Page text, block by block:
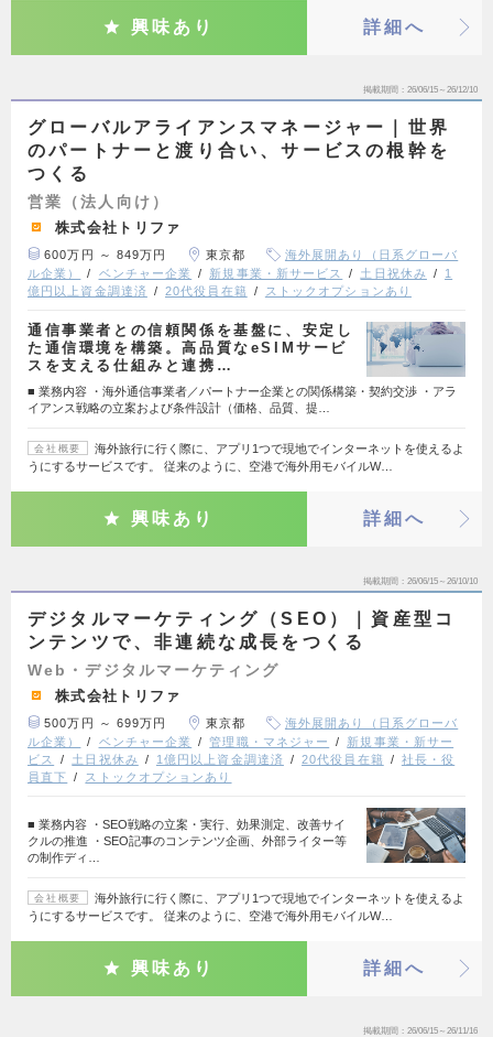
興味あり 詳細へ
掲載期間 26/06/15～26/12/10
グローバルアライアンスマネージャー｜世界
のパートナーと渡り合い、サービスの根幹を
つくる
営業（法人向け）
株式会社トリファ
600万円 ～ 849万円 東京都
海外展開あり（日系グローバ
ル企業）
ベンチャー企業 新規事業・新サービス 土日祝休み
1
億円以上資金調達済
20代役員在籍 ストックオプションあり
通信事業者との信頼関係を基盤に、安定し
た通信環境を構築。高品質なeSIMサービ
スを支える仕組みと連携…
■ 業務内容 ・海外通信事業者／パートナー企業との関係構築・契約交渉 ・アラ
イアンス戦略の立案および条件設計（価格、品質、提…
会社概要
海外旅行に行く際に、アプリ1つで現地でインターネットを使えるよ
うにするサービスです。 従来のように、空港で海外用モバイルW…
興味あり 詳細へ
掲載期間 26/06/15～26/10/10
デジタルマーケティング（SEO）｜資産型コ
ンテンツで、非連続な成長をつくる
Web・デジタルマーケティング
株式会社トリファ
500万円 ～ 699万円 東京都
海外展開あり（日系グローバ
ル企業）
ベンチャー企業 管理職・マネジャー
新規事業・新サー
ビス
土日祝休み 1億円以上資金調達済 20代役員在籍
社長・役
員直下
ストックオプションあり
■ 業務内容 ・SEO戦略の立案・実行、効果測定、改善サイ
クルの推進 ・SEO記事のコンテンツ企画、外部ライター等
の制作ディ…
会社概要
海外旅行に行く際に、アプリ1つで現地でインターネットを使えるよ
うにするサービスです。 従来のように、空港で海外用モバイルW…
興味あり 詳細へ
掲載期間 26/06/15～26/11/16